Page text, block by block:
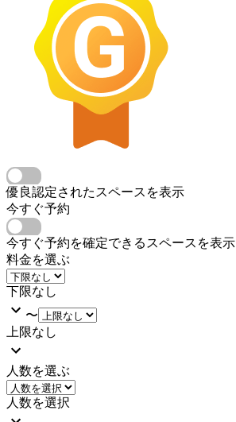
優良認定されたスペースを表示
今すぐ予約
今すぐ予約を確定できるスペースを表示
料金を選ぶ
下限なし
〜
上限なし
人数を選ぶ
人数を選択